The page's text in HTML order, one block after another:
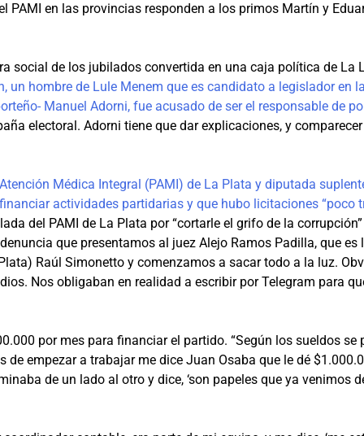
PAMI en las provincias responden a los primos Martín y
social de los jubilados convertida en una caja política de La
un hombre de Lule Menem que es candidato a legislador en
Manuel Adorni, fue acusado de ser el responsable de
electoral. Adorni tiene que dar explicaciones, y
Médica Integral (PAMI) de La Plata y diputada
actividades partidarias y que hubo licitaciones “poco
del PAMI de La Plata por “cortarle el grifo de la
que presentamos al juez Alejo Ramos Padilla, que
Raúl Simonetto y comenzamos a sacar todo a la luz.
Nos obligaban en realidad a escribir por Telegram para
por mes para financiar el partido. “Según los sueldos
de empezar a trabajar me dice Juan Osaba que le dé
de un lado al otro y dice, ‘son papeles que ya venimos